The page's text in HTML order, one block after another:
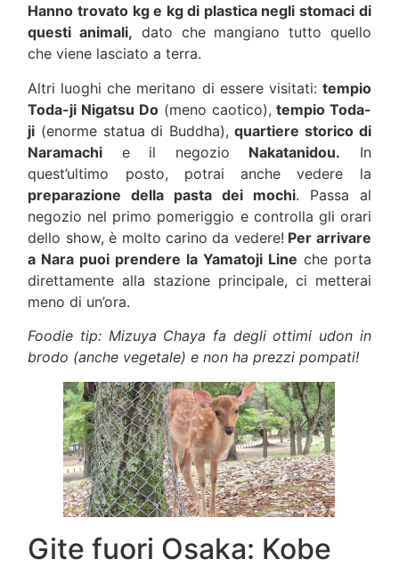
Hanno trovato kg e kg di plastica negli stomaci di
questi animali, dato che mangiano tutto quello
che viene lasciato a terra.
Altri luoghi che meritano di essere visitati: tempio
Toda-ji Nigatsu Do (meno caotico), tempio Toda-
ji (enorme statua di Buddha),quartiere storico di
Naramachi e il negozio Nakatanidou. In
quest’ultimo posto, potrai anche vedere la
preparazione della pasta dei mochi. Passa al
negozio nel primo pomeriggio e controlla gli orari
dello show, è molto carino da vedere! Per arrivare
a Nara puoi prendere la Yamatoji Line che porta
direttamente alla stazione principale, ci metterai
meno di un’ora.
Foodie tip: Mizuya Chaya fa degli ottimi udon in
brodo (anche vegetale) e non ha prezzi pompati!
Gite fuori Osaka: Kobe